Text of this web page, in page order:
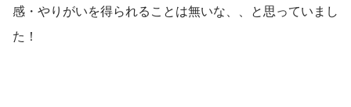
感・やりがいを得られることは無いな、、と思っていまし
た！